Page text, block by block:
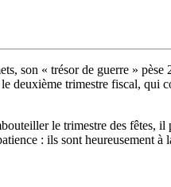
son « trésor de guerre »
deuxième trimestre fiscal, qui
le trimestre des fêtes, il
: ils sont heureusement